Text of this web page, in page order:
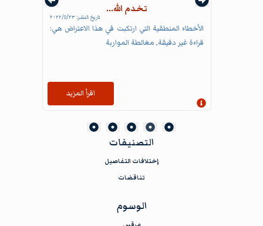
تخدم الله...
تاريخ النشر: ٢٣‏/٥‏/٢٠٢٢
الأخطاء المنطقية التي ارتكبت في هذا الاعتراض هي:
قراءة غير دقيقة, مغالطة المواربة
إظهار المعلومات
اقرأ المزيد
التصنيفات
إختلافات التفاصيل
تناقضات
الوسوم